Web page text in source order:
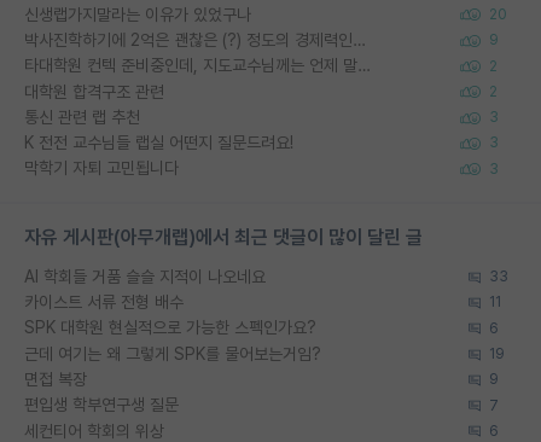
신생랩가지말라는 이유가 있었구나 20
박사진학하기에 2억은 괜찮은 (?) 정도의 경제력인가요 9
타대학원 컨텍 준비중인데, 지도교수님께는 언제 말씀드려야 할까요? 2
대학원 합격구조 관련 2
통신 관련 랩 추천 3
K 전전 교수님들 랩실 어떤지 질문드려요! 3
막학기 자퇴 고민됩니다 3
자유 게시판(아무개랩)에서 최근 댓글이 많이 달린 글
AI 학회들 거품 슬슬 지적이 나오네요 33
카이스트 서류 전형 배수 11
SPK 대학원 현실적으로 가능한 스펙인가요? 6
근데 여기는 왜 그렇게 SPK를 물어보는거임? 19
면접 복장 9
편입생 학부연구생 질문 7
세컨티어 학회의 위상 6